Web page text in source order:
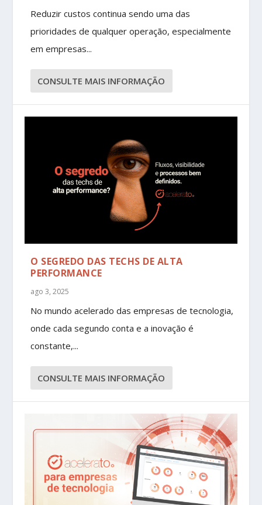
Reduzir custos continua sendo uma das
prioridades de qualquer operação, especialmente
em empresas...
CONSULTE MAIS INFORMAÇÃO
O SEGREDO DAS TECHS DE ALTA
PERFORMANCE
ago 3, 2025
No mundo acelerado das empresas de tecnologia,
onde cada segundo conta e a inovação é
constante,...
CONSULTE MAIS INFORMAÇÃO